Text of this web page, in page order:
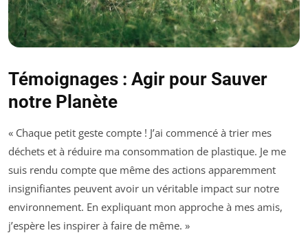
Témoignages : Agir pour Sauver
notre Planète
« Chaque petit geste compte ! J’ai commencé à trier mes
déchets et à réduire ma consommation de plastique. Je me
suis rendu compte que même des actions apparemment
insignifiantes peuvent avoir un véritable impact sur notre
environnement. En expliquant mon approche à mes amis,
j’espère les inspirer à faire de même. »